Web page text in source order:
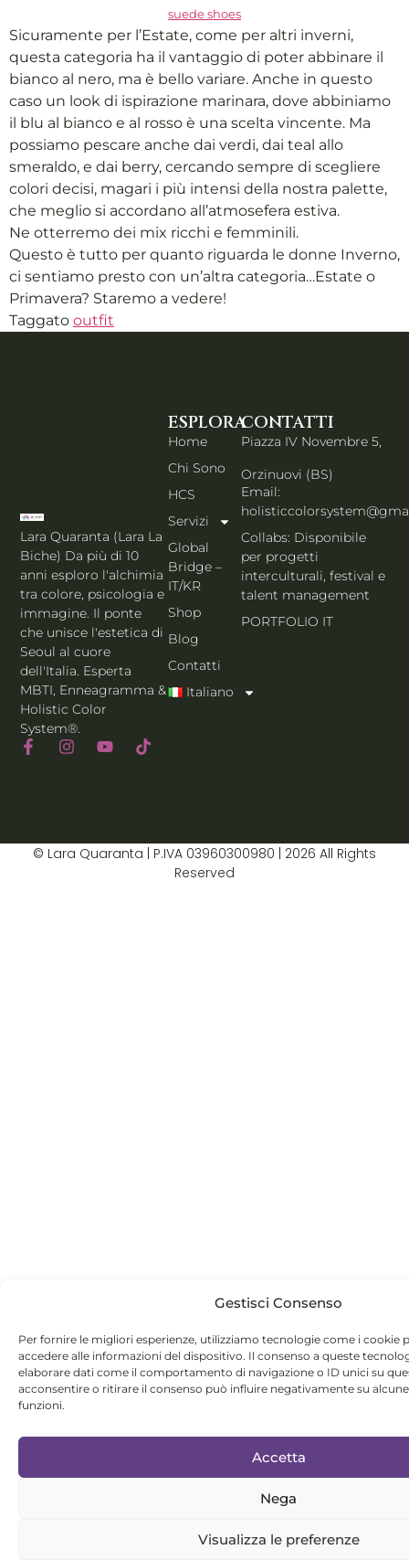
Gestisci Consenso
Per fornire le migliori esperienze, utilizziamo tecnologie come i cookie
accedere alle informazioni del dispositivo. Il consenso a queste
elaborare dati come il comportamento di navigazione o ID unici su
acconsentire o ritirare il consenso può influire negativamente su
funzioni.
Accetta
Nega
Visualizza le preferenze
suede shoes
Sicuramente per l’Estate, come per altri inverni,
questa categoria ha il vantaggio di poter abbinare il
bianco al nero, ma è bello variare. Anche in questo
caso un look di ispirazione marinara, dove abbiniamo
il blu al bianco e al rosso è una scelta vincente. Ma
possiamo pescare anche dai verdi, dai teal allo
smeraldo, e dai berry, cercando sempre di scegliere
colori decisi, magari i più intensi della nostra palette,
che meglio si accordano all’atmosefera estiva.
Ne otterremo dei mix ricchi e femminili.
Questo è tutto per quanto riguarda le donne Inverno,
ci sentiamo presto con un’altra categoria…Estate o
Primavera? Staremo a vedere!
Taggato outfit
Lara Quaranta (Lara La
Biche) Da più di 10
anni esploro l'alchimia
tra colore, psicologia e
immagine. Il ponte
che unisce l'estetica di
Seoul al cuore
dell'Italia. Esperta
MBTI, Enneagramma &
Holistic Color
System®.
ESPLORA
Home
Chi Sono
HCS
Servizi
Global
Bridge –
IT/KR
Shop
Blog
Contatti
Italiano
CONTATTI
Piazza IV Novembre 5,
Orzinuovi (BS)
Email:
Collabs: Disponibile
per progetti
interculturali, festival e
talent management
PORTFOLIO IT
© Lara Quaranta | P.IVA 03960300980 | 2026 All Rights
Reserved